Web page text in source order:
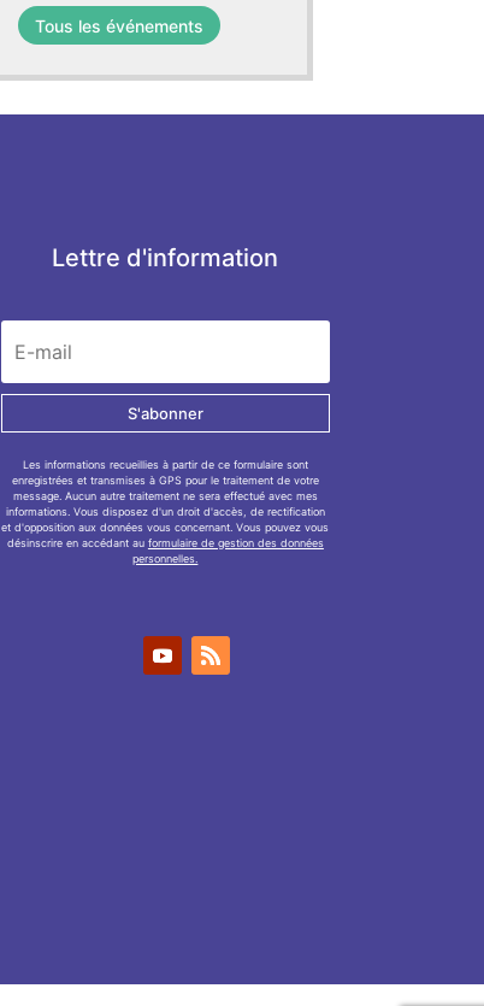
Tous les événements
Lettre d'information
S'abonner
Les informations recueillies à partir de ce formulaire sont
enregistrées et transmises à GPS pour le traitement de votre
message. Aucun autre traitement ne sera effectué avec mes
informations. Vous disposez d'un droit d'accès, de rectification
et d'opposition aux données vous concernant. Vous pouvez vous
désinscrire en accédant au formulaire de gestion des données
personnelles.